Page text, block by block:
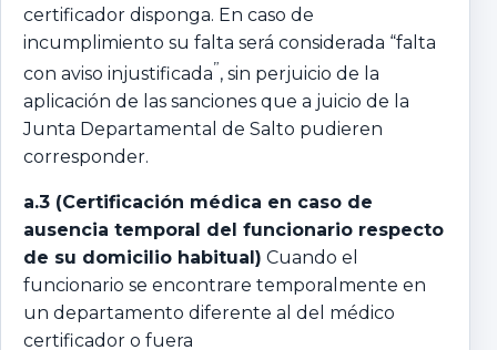
certificador disponga. En caso de
incumplimiento su falta será considerada “falta
con aviso injustificada”, sin perjuicio de la
aplicación de las sanciones que a juicio de la
Junta Departamental de Salto pudieren
corresponder.
a.3 (Certificación médica en caso de
ausencia temporal del funcionario respecto
de su domicilio habitual) Cuando el
funcionario se encontrare temporalmente en
un departamento diferente al del médico
certificador o fuera